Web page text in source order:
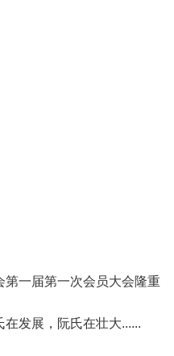
一届第一次会员大会隆重
发展，阮氏在壮大......